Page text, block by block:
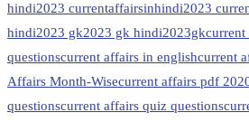
hindi2023 currentaffairsinhindi2023
hindi2023 gk2023 gk hindi2023gkcurrent
questionscurrent affairs in englishcurrent
Affairs Month-Wisecurrent affairs pdf
questionscurrent affairs quiz questions